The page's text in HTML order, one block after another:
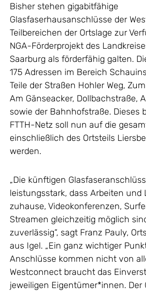
Bisher stehen gigabitfähige
Glasfaserhausanschlüsse der
Teilbereichen der Ortslage zur
NGA-Förderprojekt des
Saarburg als förderfähig galten.
175 Adressen im Bereich
Teile der Straßen Hohler Weg,
Am Gänseacker, Dollbachstraße,
sowie der Bahnhofstraße. Dieses
FTTH-Netz soll nun auf die
einschließlich des Ortsteils
werden.
„Die künftigen
leistungsstark, dass Arbeiten und
zuhause, Videokonferenzen,
Streamen gleichzeitig möglich
zuverlässig“, sagt Franz Pauly,
aus Igel. „Ein ganz wichtiger
Anschlüsse kommen nicht von
Westconnect braucht das
jeweiligen Eigentümer*innen. Der